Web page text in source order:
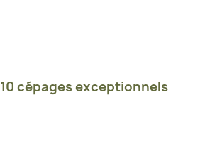
10 cépages exceptionnels